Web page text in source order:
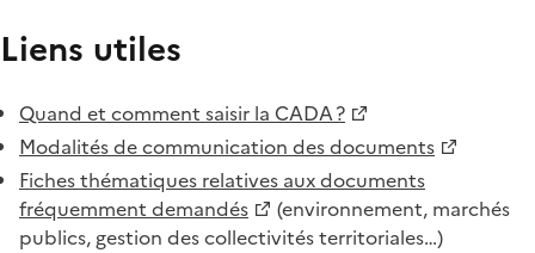
Liens utiles
Quand et comment saisir la CADA ?
Modalités de communication des documents
Fiches thématiques relatives aux documents
fréquemment demandés
(environnement, marchés
publics, gestion des collectivités territoriales…)